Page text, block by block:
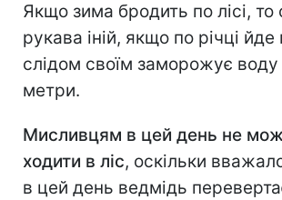
Якщо зима бродить по лісі, то
рукава іній, якщо по річці йде
слідом своїм заморожує воду
метри.
Мисливцям в цей день не
ходити в ліс, оскільки
в цей день ведмідь